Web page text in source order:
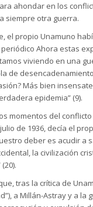
ahondar en los
siempre otra guerra.
el propio Unamuno
periódico Ahora estas
viviendo en una
de
Más bien
epidemia” (9).
momentos del
de 1936, decía el
deber es acudir a
la civilización
tras la crítica de
a Millán-Astray y a la